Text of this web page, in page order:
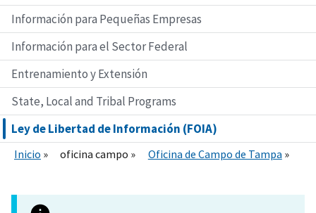
Información para Pequeñas Empresas
Información para el Sector Federal
Entrenamiento y Extensión
State, Local and Tribal Programs
Ley de Libertad de Información (FOIA)
Inicio oficina campo Oficina de Campo de Tampa